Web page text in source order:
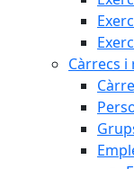
Càrrecs